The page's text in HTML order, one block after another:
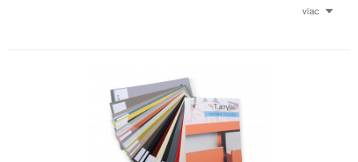
viac